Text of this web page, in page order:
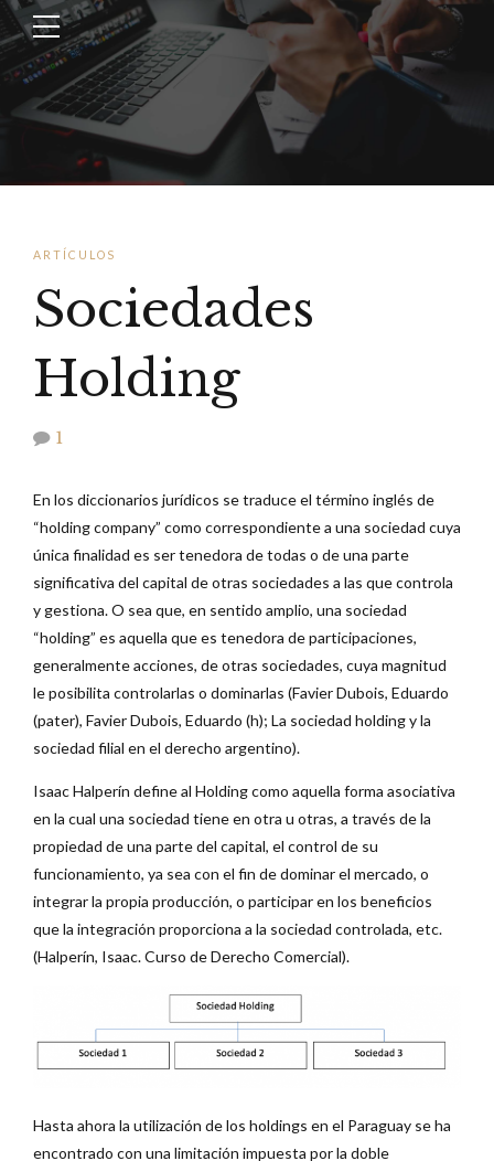
ARTÍCULOS
Sociedades
Holding
1
En los diccionarios jurídicos se traduce el término inglés de
“holding company” como correspondiente a una sociedad cuya
única finalidad es ser tenedora de todas o de una parte
significativa del capital de otras sociedades a las que controla
y gestiona. O sea que, en sentido amplio, una sociedad
“holding” es aquella que es tenedora de participaciones,
generalmente acciones, de otras sociedades, cuya magnitud
le posibilita controlarlas o dominarlas (Favier Dubois, Eduardo
(pater), Favier Dubois, Eduardo (h); La sociedad holding y la
sociedad filial en el derecho argentino).
Isaac Halperín define al Holding como aquella forma asociativa
en la cual una sociedad tiene en otra u otras, a través de la
propiedad de una parte del capital, el control de su
funcionamiento, ya sea con el fin de dominar el mercado, o
integrar la propia producción, o participar en los beneficios
que la integración proporciona a la sociedad controlada, etc.
(Halperín, Isaac. Curso de Derecho Comercial).
Hasta ahora la utilización de los holdings en el Paraguay se ha
encontrado con una limitación impuesta por la doble